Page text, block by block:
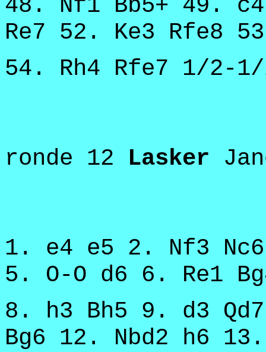
48. Nf1 Bb5+ 49.
Re7 52. Ke3 Rfe8
54. Rh4 Rfe7 1/2-
ronde 12 Lasker
1. e4 e5 2. Nf3
5. O-O d6 6. Re1
8. h3 Bh5 9. d3
Bg6 12. Nbd2 h6